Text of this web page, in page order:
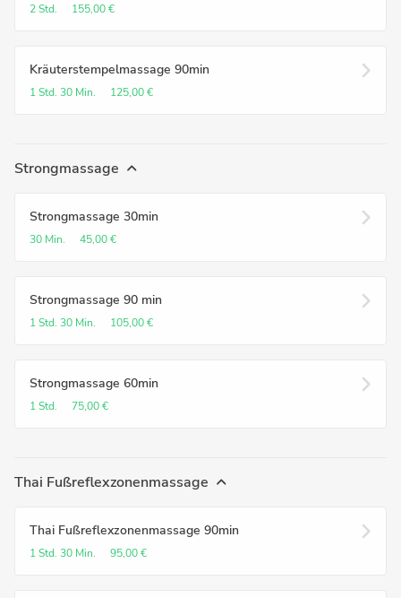
2 Std. 155,00 €
Kräuterstempelmassage 90min
1 Std. 30 Min. 125,00 €
Strongmassage
Strongmassage 30min
30 Min. 45,00 €
Strongmassage 90 min
1 Std. 30 Min. 105,00 €
Strongmassage 60min
1 Std. 75,00 €
Thai Fußreflexzonenmassage
Thai Fußreflexzonenmassage 90min
1 Std. 30 Min. 95,00 €